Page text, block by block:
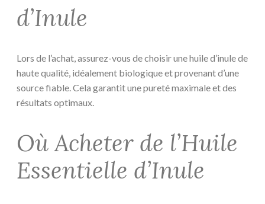
d’Inule
Lors de l’achat, assurez-vous de choisir une huile d’inule de
haute qualité, idéalement biologique et provenant d’une
source fiable. Cela garantit une pureté maximale et des
résultats optimaux.
Où Acheter de l’Huile
Essentielle d’Inule